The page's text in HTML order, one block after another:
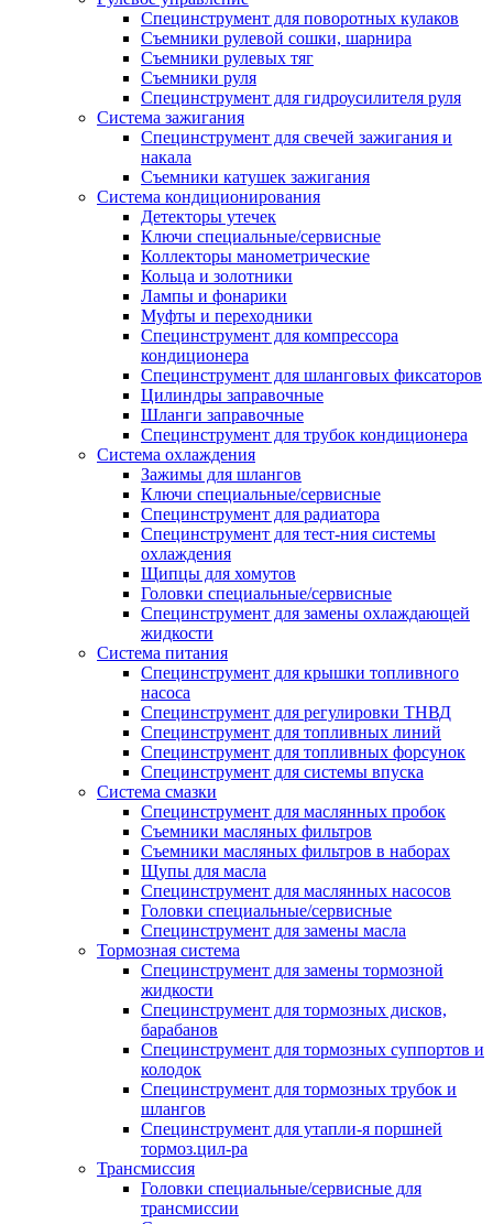
Специнструмент для поворотных кулаков
Съемники рулевой сошки, шарнира
Съемники рулевых тяг
Съемники руля
Специнструмент для гидроусилителя руля
Система зажигания
Специнструмент для свечей зажигания и
накала
Съемники катушек зажигания
Система кондиционирования
Детекторы утечек
Ключи специальные/сервисные
Коллекторы манометрические
Кольца и золотники
Лампы и фонарики
Муфты и переходники
Специнструмент для компрессора
кондиционера
Специнструмент для шланговых фиксаторов
Цилиндры заправочные
Шланги заправочные
Специнструмент для трубок кондиционера
Система охлаждения
Зажимы для шлангов
Ключи специальные/сервисные
Специнструмент для радиатора
Специнструмент для тест-ния системы
охлаждения
Щипцы для хомутов
Головки специальные/сервисные
Специнструмент для замены охлаждающей
жидкости
Система питания
Специнструмент для крышки топливного
насоса
Специнструмент для регулировки ТНВД
Специнструмент для топливных линий
Специнструмент для топливных форсунок
Специнструмент для системы впуска
Система смазки
Специнструмент для маслянных пробок
Съемники масляных фильтров
Съемники масляных фильтров в наборах
Щупы для масла
Специнструмент для маслянных насосов
Головки специальные/сервисные
Специнструмент для замены масла
Тормозная система
Специнструмент для замены тормозной
жидкости
Специнструмент для тормозных дисков,
барабанов
Специнструмент для тормозных суппортов и
колодок
Специнструмент для тормозных трубок и
шлангов
Специнструмент для утапли-я поршней
тормоз.цил-ра
Трансмиссия
Головки специальные/сервисные для
трансмиссии